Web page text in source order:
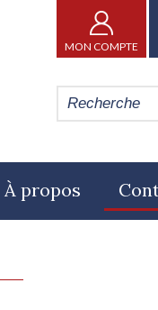
MON COMPTE
À propos